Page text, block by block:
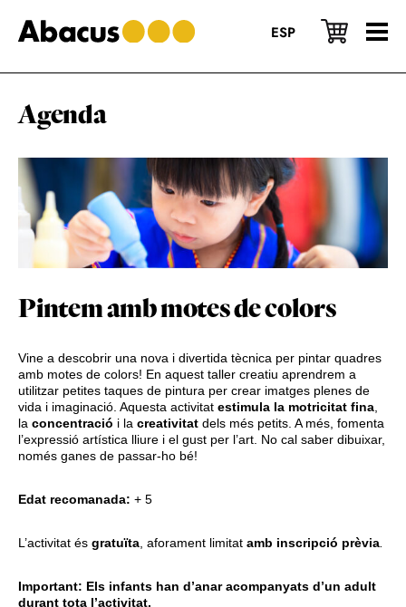
to
main
to
primary
to
footer
ESP
Agenda
Pintem amb motes de colors
Vine a descobrir una nova i divertida tècnica per pintar quadres
amb motes de colors! En aquest taller creatiu aprendrem a
utilitzar petites taques de pintura per crear imatges plenes de
vida i imaginació. Aquesta activitat estimula la motricitat fina,
la concentració i la creativitat dels més petits. A més, fomenta
l’expressió artística lliure i el gust per l’art. No cal saber dibuixar,
només ganes de passar-ho bé!
Edat recomanada: + 5
L’activitat és gratuïta, aforament limitat amb inscripció prèvia.
Important: Els infants han d’anar acompanyats d’un adult
durant tota l’activitat.